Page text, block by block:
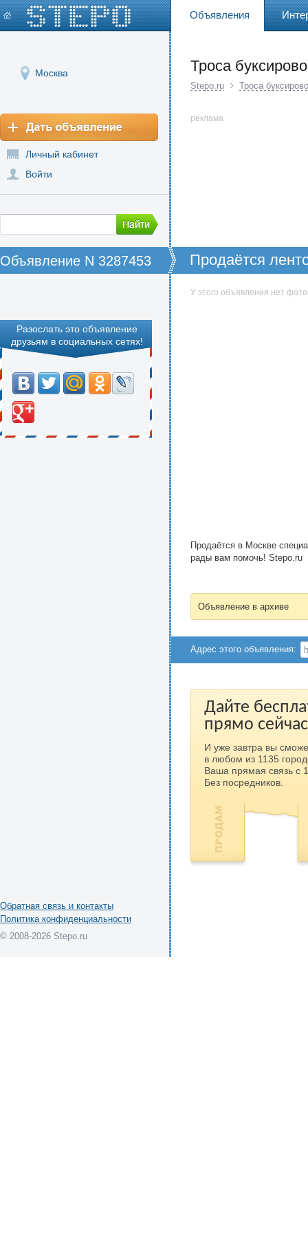
Объявления
Москва
Личный кабинет
Войти
Троса
Stepo.ru Троса
реклама
Объявление N 3287453 Продаётся
Разослать это объявление
друзьям в социальных сетях!
У этого объявления нет
Продаётся в Москве
рады вам помочь! Stepo.ru
Объявление в архиве
Адрес этого объявления:
Дайте
прямо
И уже завтра вы
в любом из 1135
Ваша прямая связь с
Без посредников.
Обратная связь и контакты
Политика конфиденциальности
© 2008-2026 Stepo.ru